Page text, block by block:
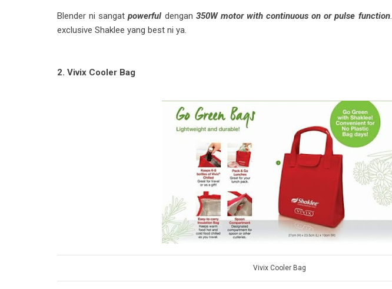
Blender ni sangat powerful dengan 350W motor with continuous on or pulse function.
exclusive Shaklee yang best ni ya.
2. Vivix Cooler Bag
Vivix Cooler Bag